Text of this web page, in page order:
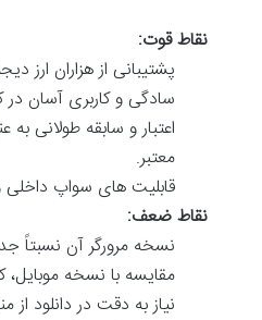
نقاط قوت:
پشتیبانی از هزاران ارز
سادگی و کاربری آسان در
اعتبار و سابقه طولانی
معتبر.
قابلیت های سواپ داخلی
نقاط ضعف:
نسخه مرورگر آن نسبتاً
مقایسه با نسخه
نیاز به دقت در دانلود از